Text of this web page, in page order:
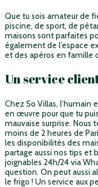
Que tu sois amateur de
piscine, de sport, de
maisons sont parfaites
également de l’espace
et des apéros en famille
Un service
Chez So Villas, l’humain
en œuvre pour que tu
mauvaise surprise. Nous
moins de 2 heures de
les disponibilités des
partage aussi nos tips et
joignables 24h/24 via
question. On peut aussi
le frigo ! Un service aux